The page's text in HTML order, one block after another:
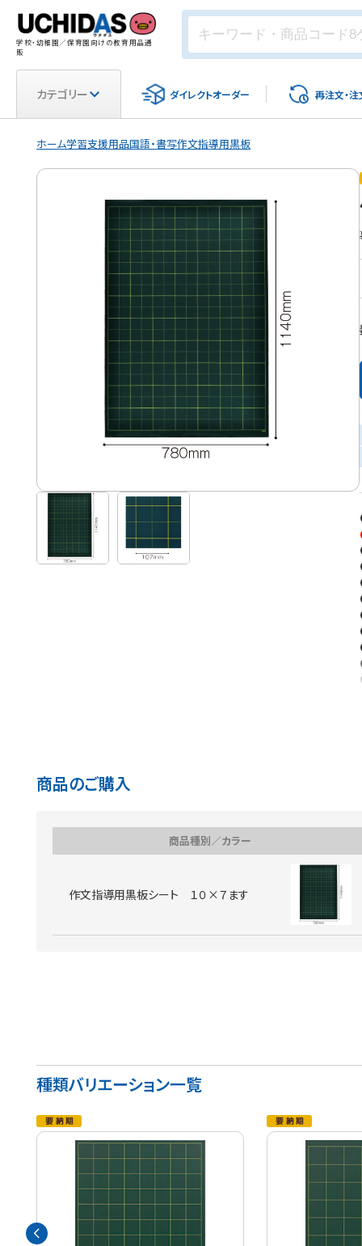
学校・幼稚園／保育園向けの教育用品通
販
カテゴリー ダイレクトオーダー 再注文・注
ホーム学習支援用品国語・書写作文指導用黒板
商品のご購入
商品種別／カラー
作文指導用黒板シート １０×７ます
種類バリエーション一覧